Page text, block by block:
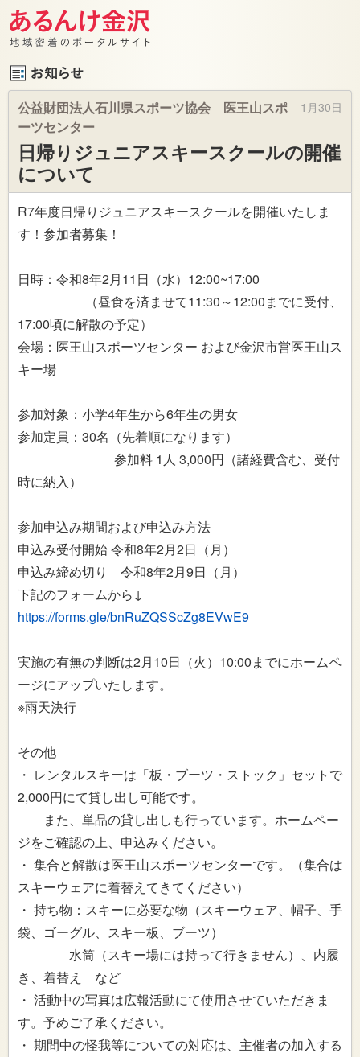
1月30日
公益財団法人石川県スポーツ協会 医王山スポ
ーツセンター
日帰りジュニアスキースクールの開催
について
R7年度日帰りジュニアスキースクールを開催いたしま
す！参加者募集！
日時：令和8年2月11日（水）12:00~17:00
（昼食を済ませて11:30～12:00までに受付、
17:00頃に解散の予定）
会場：医王山スポーツセンター および金沢市営医王山ス
キー場
参加対象：小学4年生から6年生の男女
参加定員：30名（先着順になります）
参加料 1人 3,000円（諸経費含む、受付
時に納入）
参加申込み期間および申込み方法
申込み受付開始 令和8年2月2日（月）
申込み締め切り 令和8年2月9日（月）
下記のフォームから↓
https://forms.gle/bnRuZQSScZg8EVwE9
実施の有無の判断は2月10日（火）10:00までにホームペ
ージにアップいたします。
※雨天決行
その他
・ レンタルスキーは「板・ブーツ・ストック」セットで
2,000円にて貸し出し可能です。
また、単品の貸し出しも行っています。ホームペー
ジをご確認の上、申込みください。
・ 集合と解散は医王山スポーツセンターです。（集合は
スキーウェアに着替えてきてください）
・ 持ち物：スキーに必要な物（スキーウェア、帽子、手
袋、ゴーグル、スキー板、ブーツ）
水筒（スキー場には持って行きません）、内履
き、着替え など
・ 活動中の写真は広報活動にて使用させていただきま
す。予めご了承ください。
・ 期間中の怪我等についての対応は、主催者の加入する